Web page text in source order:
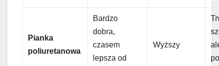
Pianka
poliuretanowa
Bardzo
dobra,
czasem
lepsza od
Wyższy